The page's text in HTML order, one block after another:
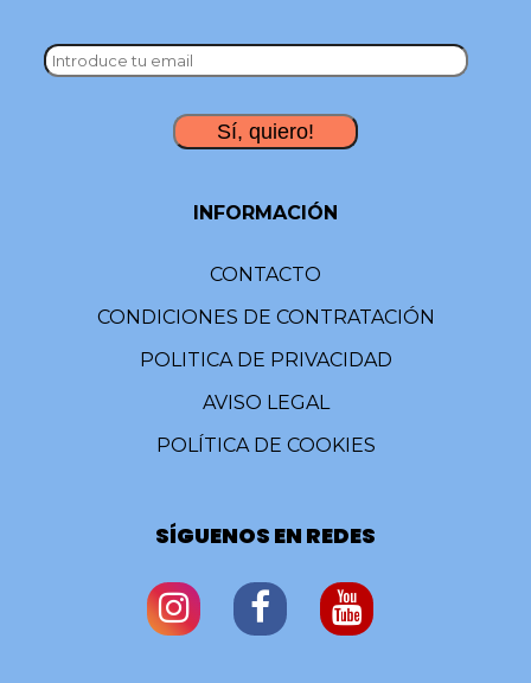
INFORMACIÓN
CONTACTO
CONDICIONES DE CONTRATACIÓN
POLITICA DE PRIVACIDAD
AVISO LEGAL
POLÍTICA DE COOKIES
SÍGUENOS EN REDES